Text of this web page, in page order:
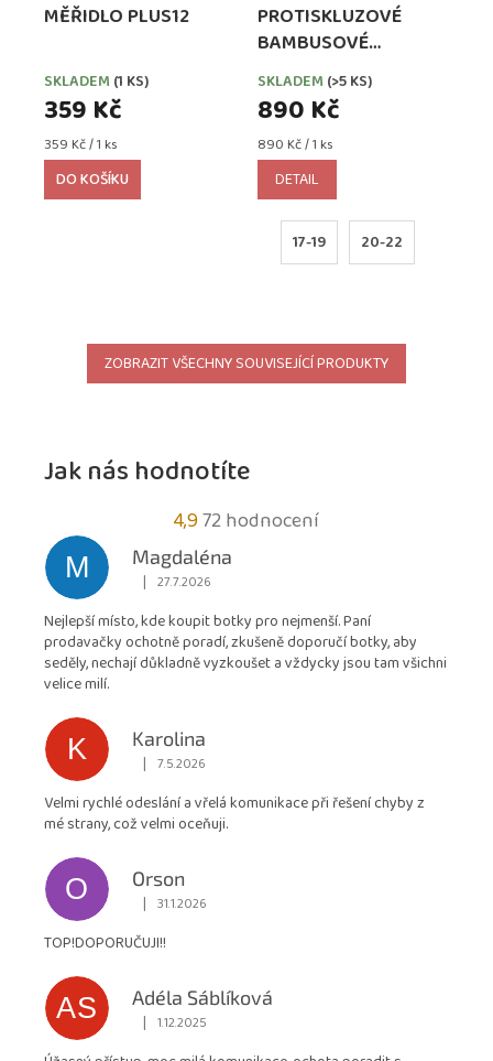
MĚŘIDLO PLUS12
SKLADEM (1 KS)
359 Kč
Měrná
cena:
359 Kč / 1 ks
DO KOŠÍKU
PROTISKLUZOVÉ
BAMBUSOVÉ
PONOŽKY
GOBABYGO COMBO
BOX 4-pack (dusty
blue, dark blue, grey
melange, dark grey
melange)
SKLADEM (>5 KS)
890 Kč
Měrná
cena:
890 Kč / 1 ks
DETAIL
17-19 20-22
ZOBRAZIT VŠECHNY SOUVISEJÍCÍ PRODUKTY
Jak nás hodnotíte
4,9Průměrné
hodnocení
obchodu
4,9
z
72 hodnocení
M
Magdaléna
Hodnocení obchodu je 5 z 5 hvězdiček.
| 27.7.2026
Nejlepší místo, kde koupit botky pro nejmenší. Paní
prodavačky ochotně poradí, zkušeně doporučí botky, aby
seděly, nechají důkladně vyzkoušet a vždycky jsou tam všichni
velice milí.
K
Karolina
Hodnocení obchodu je 5 z 5 hvězdiček.
| 7.5.2026
Velmi rychlé odeslání a vřelá komunikace při řešení chyby z
mé strany, což velmi oceňuji.
O
Orson
Hodnocení obchodu je 5 z 5 hvězdiček.
| 31.1.2026
TOP!DOPORUČUJI!!
AS
Adéla Sáblíková
Hodnocení obchodu je 5 z 5 hvězdiček.
| 1.12.2025